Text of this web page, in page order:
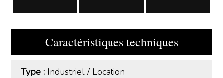
Caractéristiques techniques
Type : Industriel/ Location